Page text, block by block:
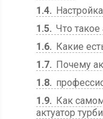
1.4
1.5 Что
1.6
Какие
1.7
Почему
1.8
1.9
Как
актуатор